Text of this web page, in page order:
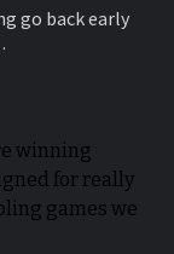
suit
locked
out
immediately
following
go back early
winning
for really
games we